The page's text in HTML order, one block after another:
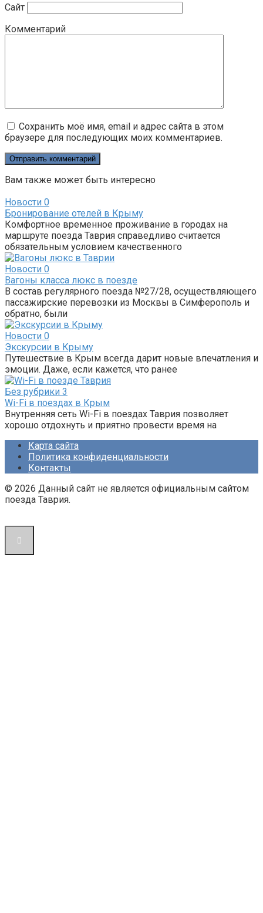
Сайт
Комментарий
Сохранить моё имя, email и адрес сайта в этом
браузере для последующих моих комментариев.
Вам также может быть интересно
Новости 0
Бронирование отелей в Крыму
Комфортное временное проживание в городах на
маршруте поезда Таврия справедливо считается
обязательным условием качественного
Новости 0
Вагоны класса люкс в поезде
В состав регулярного поезда №27/28, осуществляющего
пассажирские перевозки из Москвы в Симферополь и
обратно, были
Новости 0
Экскурсии в Крыму
Путешествие в Крым всегда дарит новые впечатления и
эмоции. Даже, если кажется, что ранее
Без рубрики 3
Wi-Fi в поездах в Крым
Внутренняя сеть Wi-Fi в поездах Таврия позволяет
хорошо отдохнуть и приятно провести время на
Карта сайта
Политика конфиденциальности
Контакты
© 2026 Данный сайт не является официальным сайтом
поезда Таврия.